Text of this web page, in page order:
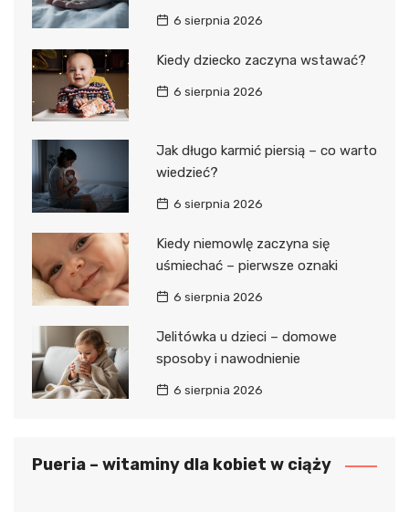
6 sierpnia 2026
Kiedy dziecko zaczyna wstawać?
6 sierpnia 2026
Jak długo karmić piersią – co warto
wiedzieć?
6 sierpnia 2026
Kiedy niemowlę zaczyna się
uśmiechać – pierwsze oznaki
6 sierpnia 2026
Jelitówka u dzieci – domowe
sposoby i nawodnienie
6 sierpnia 2026
Pueria – witaminy dla kobiet w ciąży